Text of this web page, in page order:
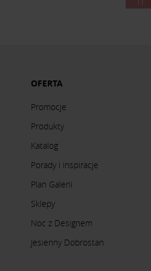
OFERTA
Promocje
Produkty
Katalog
Porady i inspiracje
Plan Galerii
Sklepy
Noc z Designem
Jesienny Dobrostan